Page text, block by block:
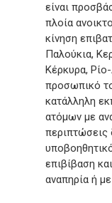
είναι
πλοία
κίνηση
Παλούκια,
Κέρκυρα,
προσωπικό
κατάλληλη
ατόμων με
περιπτώσεις
επιβίβαση
αναπηρία ή